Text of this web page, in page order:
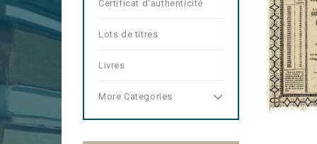
Certificat d'authenticité
Lots de titres
Livres
More Categories